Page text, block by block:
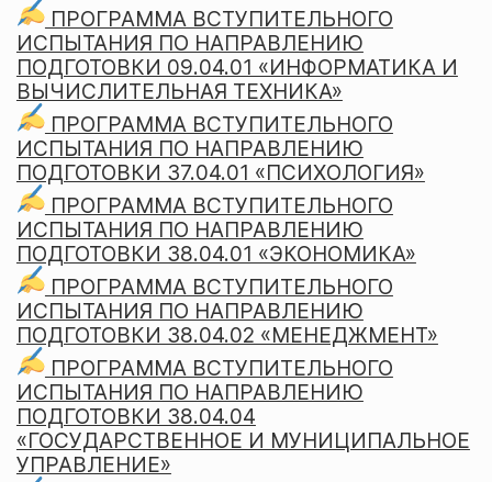
ПРОГРАММА ВСТУПИТЕЛЬНОГО
ИСПЫТАНИЯ ПО НАПРАВЛЕНИЮ
ПОДГОТОВКИ 09.04.01 «ИНФОРМАТИКА И
ВЫЧИСЛИТЕЛЬНАЯ ТЕХНИКА»
ПРОГРАММА ВСТУПИТЕЛЬНОГО
ИСПЫТАНИЯ ПО НАПРАВЛЕНИЮ
ПОДГОТОВКИ 37.04.01 «ПСИХОЛОГИЯ»
ПРОГРАММА ВСТУПИТЕЛЬНОГО
ИСПЫТАНИЯ ПО НАПРАВЛЕНИЮ
ПОДГОТОВКИ 38.04.01 «ЭКОНОМИКА»
ПРОГРАММА ВСТУПИТЕЛЬНОГО
ИСПЫТАНИЯ ПО НАПРАВЛЕНИЮ
ПОДГОТОВКИ 38.04.02 «МЕНЕДЖМЕНТ»
ПРОГРАММА ВСТУПИТЕЛЬНОГО
ИСПЫТАНИЯ ПО НАПРАВЛЕНИЮ
ПОДГОТОВКИ 38.04.04
«ГОСУДАРСТВЕННОЕ И МУНИЦИПАЛЬНОЕ
УПРАВЛЕНИЕ»